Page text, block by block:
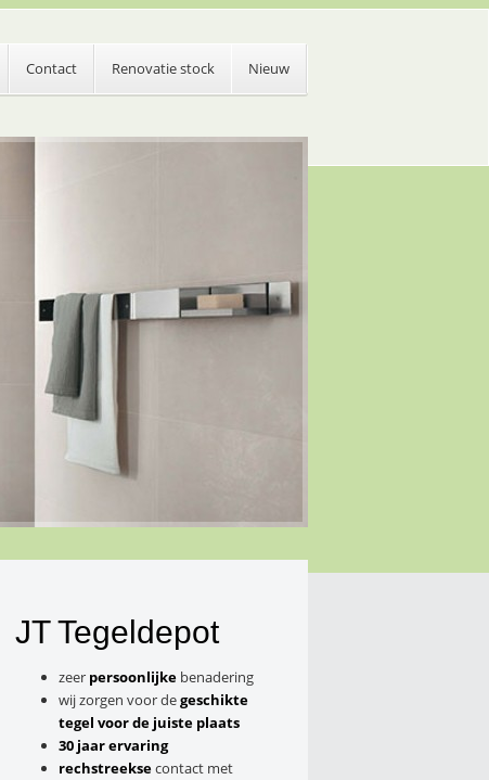
Contact Renovatie stock Nieuw
JT Tegeldepot
zeer persoonlijke benadering
wij zorgen voor degeschikte
tegel voor de juiste plaats
30 jaar ervaring
rechstreeksecontact met